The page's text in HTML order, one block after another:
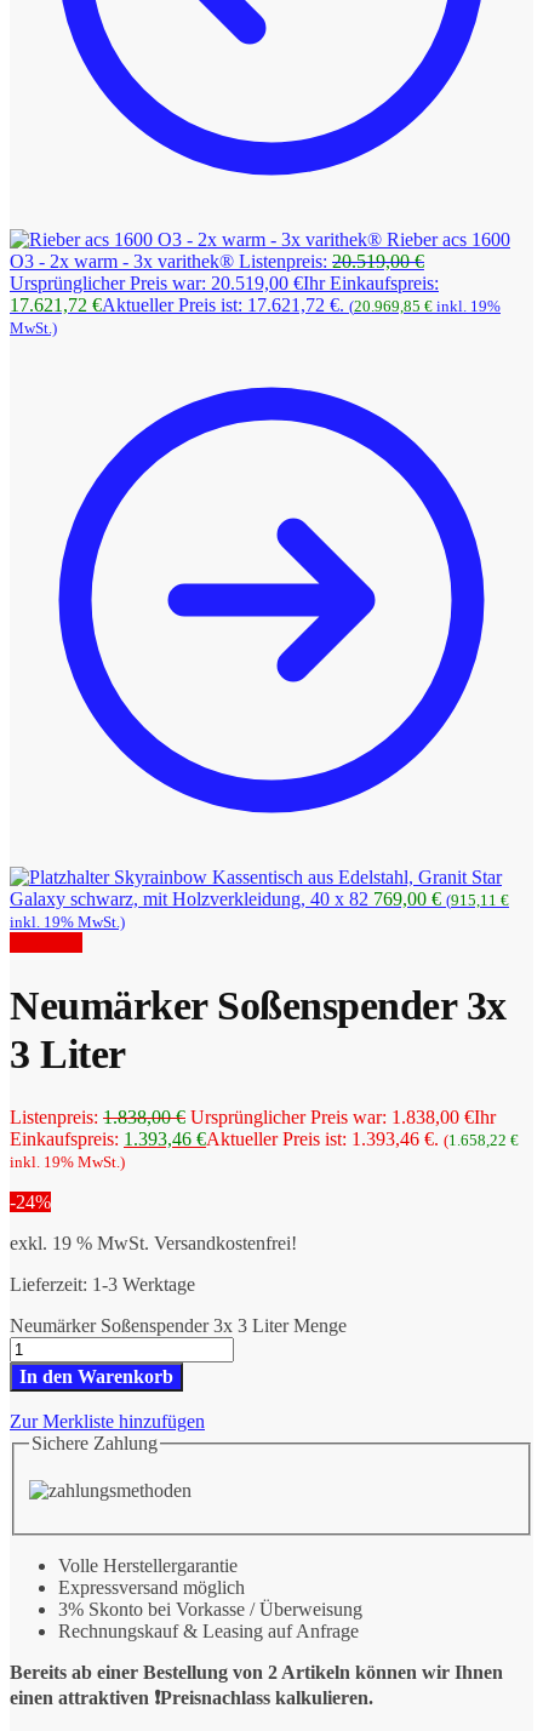
Rieber acs 1600
O3 - 2x warm - 3x varithek® Listenpreis: 20.519,00€
Ursprünglicher Preis war: 20.519,00 €Ihr Einkaufspreis:
17.621,72 €Aktueller Preis ist: 17.621,72 €. (20.969,85 € inkl. 19%
MwSt.)
Skyrainbow Kassentisch aus Edelstahl, Granit Star
Galaxy schwarz, mit Holzverkleidung, 40 x 82 769,00 € (915,11 €
inkl. 19% MwSt.)
Neumärker Soßenspender 3x
3 Liter
Listenpreis: 1.838,00€ Ursprünglicher Preis war: 1.838,00 €Ihr
Einkaufspreis: 1.393,46 €Aktueller Preis ist: 1.393,46 €. (1.658,22 €
inkl. 19% MwSt.)
-24%
exkl. 19 % MwSt. Versandkostenfrei!
Lieferzeit: 1-3 Werktage
Neumärker Soßenspender 3x 3 Liter Menge
In den Warenkorb
Zur Merkliste hinzufügen
Sichere Zahlung
Volle Herstellergarantie
Expressversand möglich
3% Skonto bei Vorkasse / Überweisung
Rechnungskauf & Leasing auf Anfrage
Bereits ab einer Bestellung von 2 Artikeln können wir Ihnen
einen attraktiven ❗️Preisnachlass kalkulieren.